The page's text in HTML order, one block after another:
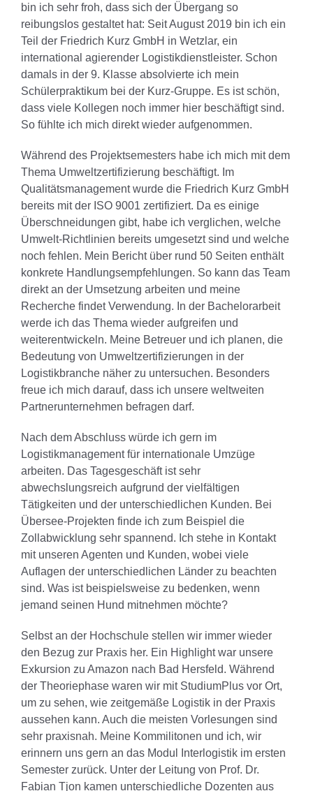
bin ich sehr froh, dass sich der Übergang so
reibungslos gestaltet hat: Seit August 2019 bin ich ein
Teil der Friedrich Kurz GmbH in Wetzlar, ein
international agierender Logistikdienstleister. Schon
damals in der 9. Klasse absolvierte ich mein
Schülerpraktikum bei der Kurz-Gruppe. Es ist schön,
dass viele Kollegen noch immer hier beschäftigt sind.
So fühlte ich mich direkt wieder aufgenommen.
Während des Projektsemesters habe ich mich mit dem
Thema Umweltzertifizierung beschäftigt. Im
Qualitätsmanagement wurde die Friedrich Kurz GmbH
bereits mit der ISO 9001 zertifiziert. Da es einige
Überschneidungen gibt, habe ich verglichen, welche
Umwelt-Richtlinien bereits umgesetzt sind und welche
noch fehlen. Mein Bericht über rund 50 Seiten enthält
konkrete Handlungsempfehlungen. So kann das Team
direkt an der Umsetzung arbeiten und meine
Recherche findet Verwendung. In der Bachelorarbeit
werde ich das Thema wieder aufgreifen und
weiterentwickeln. Meine Betreuer und ich planen, die
Bedeutung von Umweltzertifizierungen in der
Logistikbranche näher zu untersuchen. Besonders
freue ich mich darauf, dass ich unsere weltweiten
Partnerunternehmen befragen darf.
Nach dem Abschluss würde ich gern im
Logistikmanagement für internationale Umzüge
arbeiten. Das Tagesgeschäft ist sehr
abwechslungsreich aufgrund der vielfältigen
Tätigkeiten und der unterschiedlichen Kunden. Bei
Übersee-Projekten finde ich zum Beispiel die
Zollabwicklung sehr spannend. Ich stehe in Kontakt
mit unseren Agenten und Kunden, wobei viele
Auflagen der unterschiedlichen Länder zu beachten
sind. Was ist beispielsweise zu bedenken, wenn
jemand seinen Hund mitnehmen möchte?
Selbst an der Hochschule stellen wir immer wieder
den Bezug zur Praxis her. Ein Highlight war unsere
Exkursion zu Amazon nach Bad Hersfeld. Während
der Theoriephase waren wir mit StudiumPlus vor Ort,
um zu sehen, wie zeitgemäße Logistik in der Praxis
aussehen kann. Auch die meisten Vorlesungen sind
sehr praxisnah. Meine Kommilitonen und ich, wir
erinnern uns gern an das Modul Interlogistik im ersten
Semester zurück. Unter der Leitung von Prof. Dr.
Fabian Tjon kamen unterschiedliche Dozenten aus